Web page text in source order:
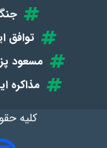
توافق
مسعود
مذاکره
کلیه